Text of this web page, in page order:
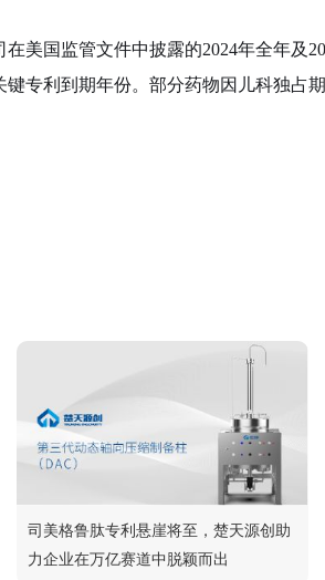
在美国监管文件中披露的2024年全年及
专利到期年份。部分药物因儿科独占
司美格鲁肽专利悬崖将至，楚天源创助
力企业在万亿赛道中脱颖而出